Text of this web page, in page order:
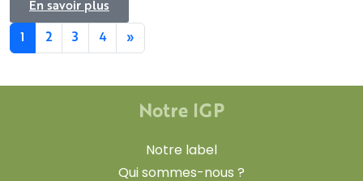
En savoir plus
1 2 3 4 »
Notre IGP
Notre label
Qui sommes-nous ?